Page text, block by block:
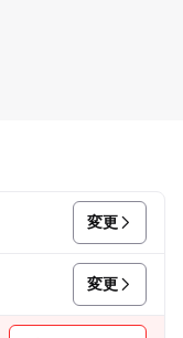
変更
変更